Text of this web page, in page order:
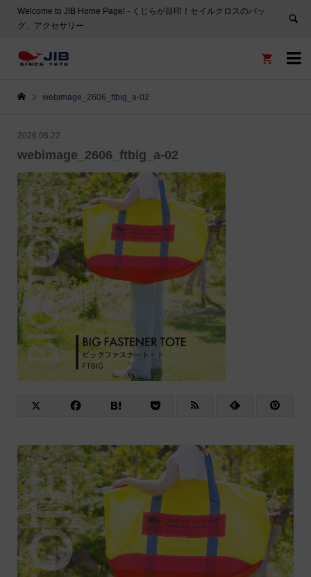
Welcome to JIB Home Page! ‐ くじらが目印！セイルクロスのバッ
グ、アクセサリー


webimage_2606_ftbig_a-02
2026.06.22
webimage_2606_ftbig_a-02